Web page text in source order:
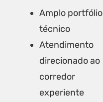
Amplo portfólio
técnico
Atendimento
direcionado ao
corredor
experiente